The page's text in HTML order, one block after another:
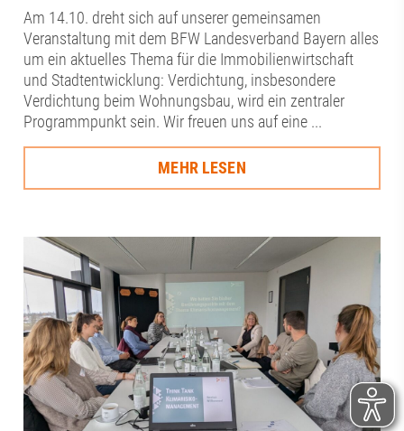
Am 14.10. dreht sich auf unserer gemeinsamen
Veranstaltung mit dem BFW Landesverband Bayern alles
um ein aktuelles Thema für die Immobilienwirtschaft
und Stadtentwicklung: Verdichtung, insbesondere
Verdichtung beim Wohnungsbau, wird ein zentraler
Programmpunkt sein. Wir freuen uns auf eine ...
MEHR LESEN